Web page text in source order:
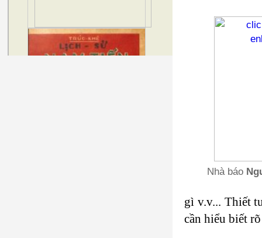
Nhà báo
gì v.v... Thiết
cần hiểu biết